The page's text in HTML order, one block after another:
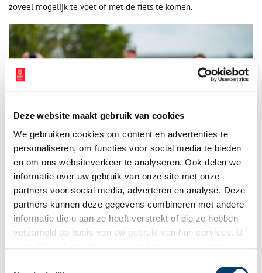
Deze website maakt gebruik van cookies
We gebruiken cookies om content en advertenties te
personaliseren, om functies voor social media te bieden
en om ons websiteverkeer te analyseren. Ook delen we
informatie over uw gebruik van onze site met onze
partners voor social media, adverteren en analyse. Deze
partners kunnen deze gegevens combineren met andere
informatie die u aan ze heeft verstrekt of die ze hebben
verzameld op basis van uw gebruik van hun services. U
zoveel mogelijk te voet of met de fiets te komen.
Valkenier bij Ruïne van Nuwendoorn. Foto: Pulse Visuals.
Bron:Ruïne van Nuwendoorn
Publicatiedatum: 24/07/2025